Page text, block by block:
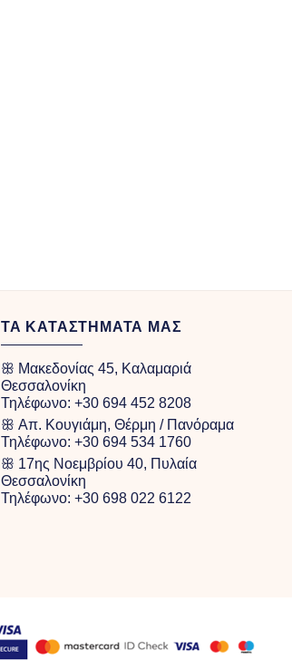
ΤΑ ΚΑΤΑΣΤΗΜΑΤΑ ΜΑΣ
ꕥ Μακεδονίας 45, Καλαμαριά
Θεσσαλονίκη
Τηλέφωνο: +30 694 452 8208
ꕥ Απ. Κουγιάμη, Θέρμη / Πανόραμα
Τηλέφωνο: +30 694 534 1760
ꕥ 17ης Νοεμβρίου 40, Πυλαία
Θεσσαλονίκη
Τηλέφωνο: +30 698 022 6122